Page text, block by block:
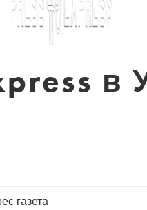
в
газета